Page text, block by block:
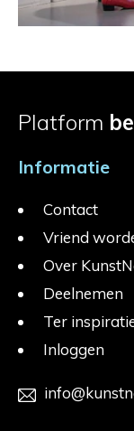
Platform
Informatie
Contact
Vriend
Over
Deelnemen
Ter
Inloggen